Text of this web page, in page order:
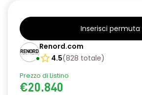
Charge Pass
chiave pieghevole
chiusura centralizzata delle portiere
climatizzatore manuale
Inserisci permuta
Renord.com
4.5(828 totale)
Prezzo di Listino
€20.840